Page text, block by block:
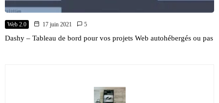
Web 2.0 17 juin 2021 5
Dashy – Tableau de bord pour vos projets Web autohébergés ou pas